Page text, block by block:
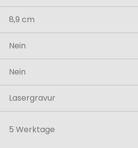
8,9 cm
Nein
Nein
Lasergravur
5 Werktage